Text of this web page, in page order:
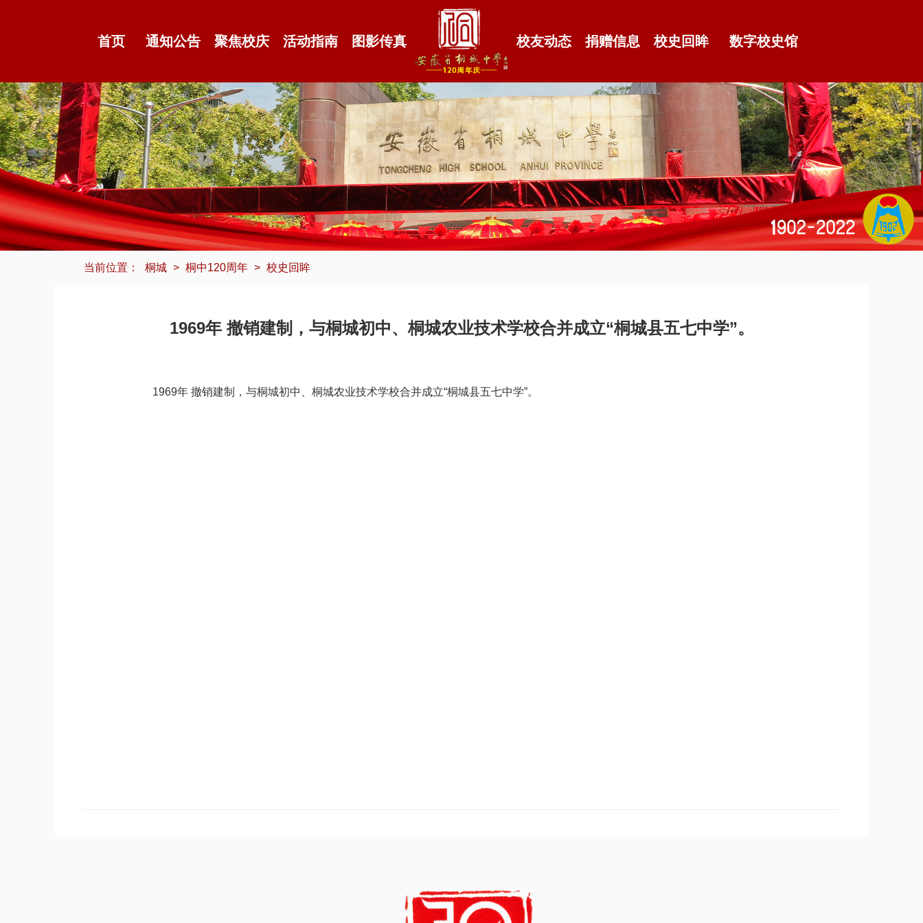
首页 通知公告 聚焦校庆 活动指南 图影传真 校友动态 捐赠信息 校史回眸 数字校史馆
当前位置： 桐城 > 桐中120周年 > 校史回眸
1969年 撤销建制，与桐城初中、桐城农业技术学校合并成立“桐城县五七中学”。
1969年 撤销建制，与桐城初中、桐城农业技术学校合并成立“桐城县五七中学”。